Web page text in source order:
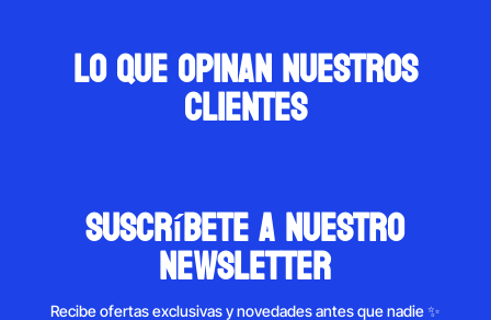
Lo que opinan nuestros
clientes
suscríbete a nuestro
newsletter
Recibe ofertas exclusivas y novedades antes que nadie ✨